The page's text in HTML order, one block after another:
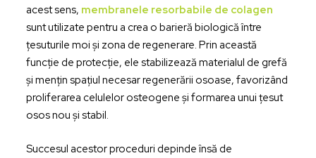
acest sens, membranele resorbabile de colagen
sunt utilizate pentru a crea o barieră biologică între
țesuturile moi și zona de regenerare. Prin această
funcție de protecție, ele stabilizează materialul de grefă
și mențin spațiul necesar regenerării osoase, favorizând
proliferarea celulelor osteogene și formarea unui țesut
osos nou și stabil.
Succesul acestor proceduri depinde însă de